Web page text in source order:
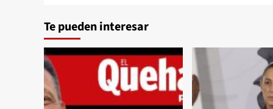
Te pueden interesar